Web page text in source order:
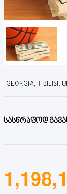
GEORGIA, T'BILISI,
სასწრაფოდ